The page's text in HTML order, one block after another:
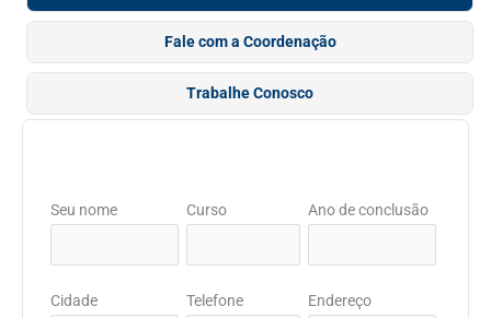
Fale com a Coordenação
Trabalhe Conosco
Seu nome Curso Ano de conclusão
Cidade Telefone Endereço